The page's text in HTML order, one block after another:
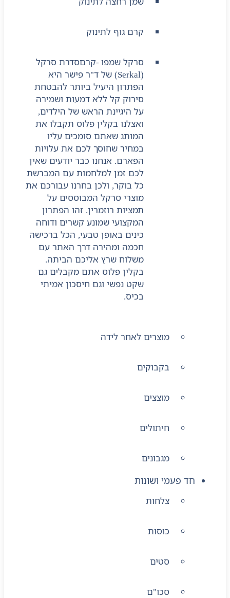
קרם גוף לתינוק
סרקל שמפו -קרםסדרת סרקל
(Serkal) של ד"ר פישר היא
הפתרון היעיל ביותר להבטחת
סירוק קל ללא דמעות ושמירה
על היגיינת הראש של הילדים,
ואצלנו בקלין פלוס תקבלו את
המותג שאתם סומכים עליו
במחיר שחוסך לכם את עלויות
הפארם. אנחנו כבר יודעים שאין
לכם זמן למלחמות עם המברשת
כל בוקר, ולכן בחרנו עבורכם את
מוצרי סרקל המבוססים על
תמציות רוזמרין. זהו הפתרון
המקצועי שמונע קשרים ודוחה
כינים באופן טבעי, הכל ברכישה
חכמה ומהירה דרך האתר עם
משלוח שרץ אליכם הביתה.
בקלין פלוס אתם מקבלים גם
שקט נפשי וגם חיסכון אמיתי
בכיס.
מוצרים לאחר לידה
בקבוקים
מוצצים
חיתולים
מגבונים
חד פעמי ושונות
צלחות
כוסות
סטים
סכו"ם